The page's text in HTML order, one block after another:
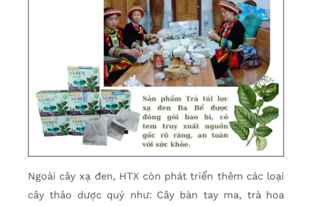
Ngoài cây xạ đen, HTX còn phát triển thêm các loại
cây thảo dược quý như: Cây bàn tay ma, trà hoa